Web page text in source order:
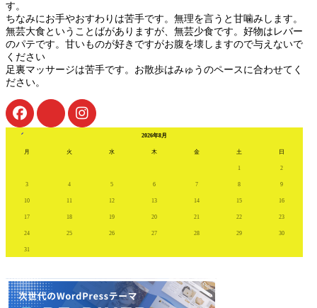
す。
ちなみにお手やおすわりは苦手です。無理を言うと甘噛みします。
無芸大食ということばがありますが、無芸少食です。好物はレバー
のパテです。甘いものが好きですがお腹を壊しますので与えないで
ください
足裏マッサージは苦手です。お散歩はみゅうのペースに合わせてく
ださい。
2026年8月
月 火 水 木 金 土 日
1 2
3 4 5 6 7 8 9
10 11 12 13 14 15 16
17 18 19 20 21 22 23
24 25 26 27 28 29 30
31